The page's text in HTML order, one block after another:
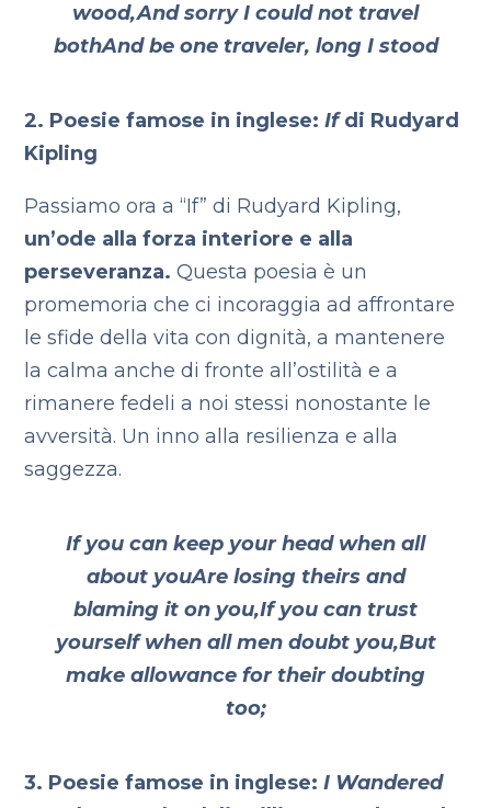
wood,And sorry I could not travel
bothAnd be one traveler, long I stood
2. Poesie famose in inglese: Ifdi Rudyard
Kipling
Passiamo ora a “If” di Rudyard Kipling,
un’ode alla forza interiore e alla
perseveranza. Questa poesia è un
promemoria che ci incoraggia ad affrontare
le sfide della vita con dignità, a mantenere
la calma anche di fronte all’ostilità e a
rimanere fedeli a noi stessi nonostante le
avversità. Un inno alla resilienza e alla
saggezza.
If you can keep your head when all
about youAre losing theirs and
blaming it on you,If you can trust
yourself when all men doubt you,But
make allowance for their doubting
too;
3. Poesie famose in inglese: I Wandered